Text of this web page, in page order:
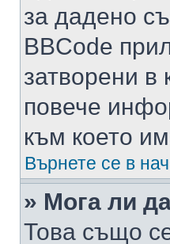
за дадено
BBCode
затворени в
повече
към което
Върнете се в
» Мога ли
Това също